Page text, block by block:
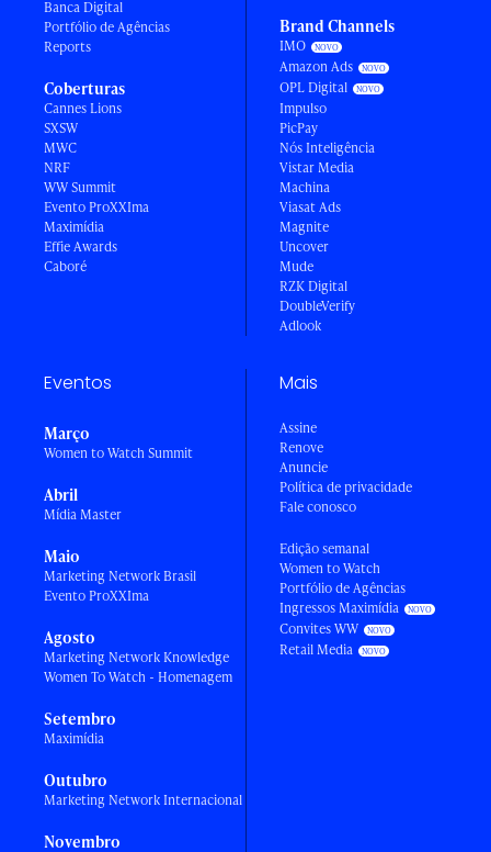
Banca Digital
Portfólio de Agências
Reports
Coberturas
Cannes Lions
SXSW
MWC
NRF
WW Summit
Evento ProXXIma
Maximídia
Effie Awards
Caboré
Brand Channels
IMO
Amazon Ads
OPL Digital
Impulso
PicPay
Nós Inteligência
Vistar Media
Machina
Viasat Ads
Magnite
Uncover
Mude
RZK Digital
DoubleVerify
Adlook
Eventos
Março
Women to Watch Summit
Abril
Mídia Master
Maio
Marketing Network Brasil
Evento ProXXIma
Agosto
Marketing Network Knowledge
Women To Watch - Homenagem
Setembro
Maximídia
Outubro
Marketing Network Internacional
Novembro
Mais
Assine
Renove
Anuncie
Política de privacidade
Fale conosco
Edição semanal
Women to Watch
Portfólio de Agências
Ingressos Maximídia
Convites WW
Retail Media